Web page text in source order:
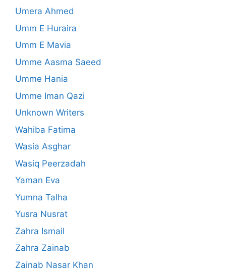
Umera Ahmed
Umm E Huraira
Umm E Mavia
Umme Aasma Saeed
Umme Hania
Umme Iman Qazi
Unknown Writers
Wahiba Fatima
Wasia Asghar
Wasiq Peerzadah
Yaman Eva
Yumna Talha
Yusra Nusrat
Zahra Ismail
Zahra Zainab
Zainab Nasar Khan